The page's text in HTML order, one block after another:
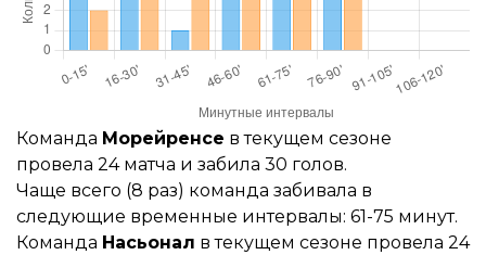
Команда Морейренсе в текущем сезоне
провела 24 матча и забила 30 голов.
Чаще всего (8 раз) команда забивала в
следующие временные интервалы: 61-75 минут.
Команда Насьонал в текущем сезоне провела 24